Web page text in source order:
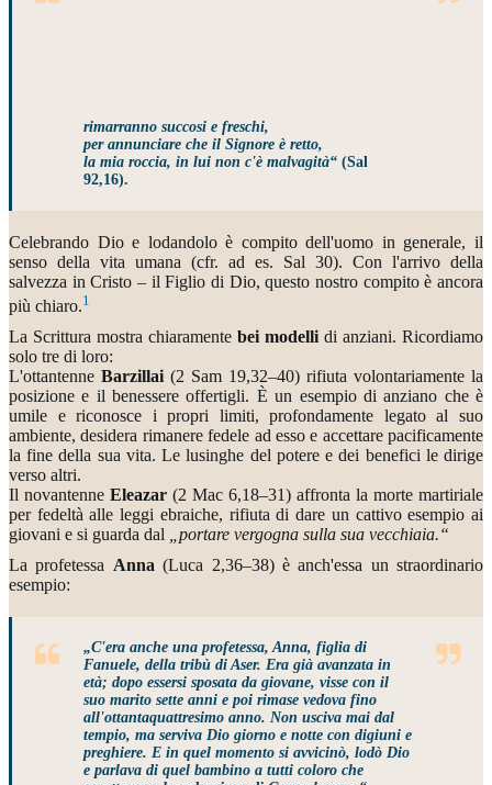
rimarranno succosi e freschi,
per annunciare che il Signore è retto,
la mia roccia, in lui non c'è malvagità“ (Sal
92,16).
Celebrando Dio e lodandolo è compito dell'uomo in generale, il
senso della vita umana (cfr. ad es. Sal 30). Con l'arrivo della
salvezza in Cristo – il Figlio di Dio, questo nostro compito è ancora
più chiaro.1
La Scrittura mostra chiaramente bei modelli di anziani. Ricordiamo
solo tre di loro:
L'ottantenne Barzillai (2 Sam 19,32–40) rifiuta volontariamente la
posizione e il benessere offertigli. È un esempio di anziano che è
umile e riconosce i propri limiti, profondamente legato al suo
ambiente, desidera rimanere fedele ad esso e accettare pacificamente
la fine della sua vita. Le lusinghe del potere e dei benefici le dirige
verso altri.
Il novantenne Eleazar (2 Mac 6,18–31) affronta la morte martiriale
per fedeltà alle leggi ebraiche, rifiuta di dare un cattivo esempio ai
giovani e si guarda dal
„portare vergogna sulla sua vecchiaia.“
La profetessa Anna (Luca 2,36–38) è anch'essa un straordinario
esempio:
„C'era anche una profetessa, Anna, figlia di
Fanuele, della tribù di Aser. Era già avanzata in
età; dopo essersi sposata da giovane, visse con il
suo marito sette anni e poi rimase vedova fino
all'ottantaquattresimo anno. Non usciva mai dal
tempio, ma serviva Dio giorno e notte con digiuni e
preghiere. E in quel momento si avvicinò, lodò Dio
e parlava di quel bambino a tutti coloro che